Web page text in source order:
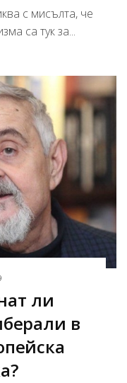
с мисълта, че
са тук за...
ли
в